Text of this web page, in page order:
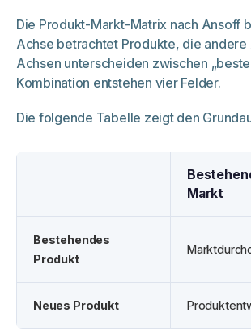
Die Produkt-Markt-Matrix nach Ansoff
Achse betrachtet Produkte, die
Achsen unterscheiden zwischen
Kombination entstehen vier Felder.
Die folgende Tabelle zeigt den
Markt
Bestehendes
Produkt
Neues Produkt